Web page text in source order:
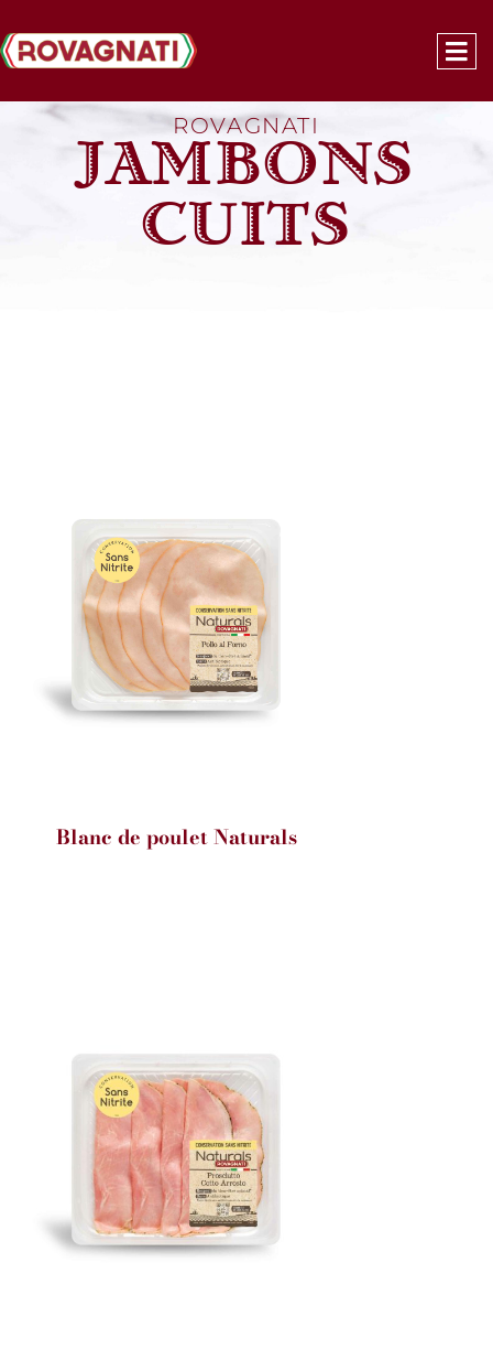
ROVAGNATI
JAMBONS
CUITS
Blanc de poulet Naturals